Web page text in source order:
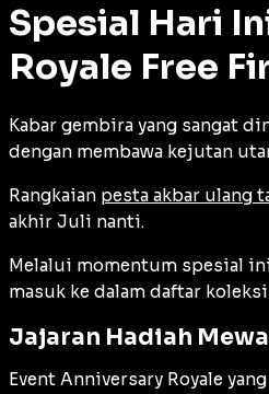
Spesial Hari
Royale Free
Kabar gembira yang sangat
dengan membawa kejutan
Rangkaian pesta akbar ulang
akhir Juli nanti.
Melalui momentum spesial
masuk ke dalam daftar
Jajaran Hadiah
Event Anniversary Royale